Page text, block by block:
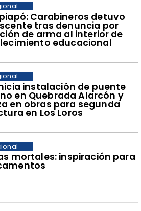
Carabineros detuvo
tras denuncia por
de arma al interior de
educacional
instalación de puente
en Quebrada Alarcón y
en obras para segunda
en Los Loros
mortales: inspiración para